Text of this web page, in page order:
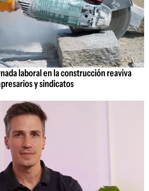
laboral en la construcción reaviva
y sindicatos